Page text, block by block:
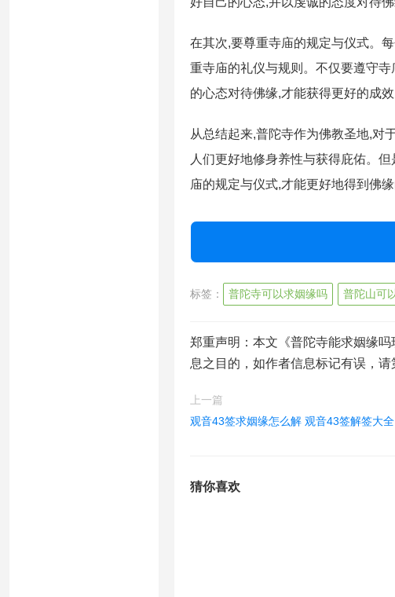
在其次,要尊重寺庙的规定与仪式。
重寺庙的礼仪与规则。不仅要遵守
的心态对待佛缘,才能获得更好的成效
从总结起来,普陀寺作为佛教圣地,对
人们更好地修身养性与获得庇佑。
庙的规定与仪式,才能更好地得到佛缘
标签： 普陀寺可以求姻缘吗 普陀山可
郑重声明：本文《普陀寺能求姻缘
息之目的，如作者信息标记有误，
上一篇
观音43签求姻缘怎么解 观音43签解签大全
猜你喜欢